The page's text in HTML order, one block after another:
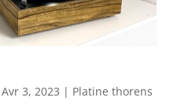
Avr 3, 2023 | Platine thorens